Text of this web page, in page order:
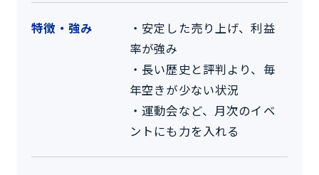
特徴・強み
・安定した売り上げ、利益
率が強み
・長い歴史と評判より、毎
年空きが少ない状況
・運動会など、月次のイベ
ントにも力を入れる